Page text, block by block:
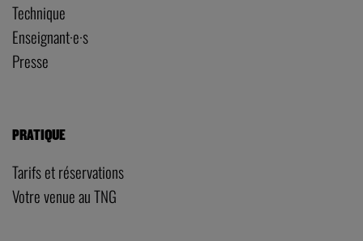
Technique
Enseignant·e·s
Presse
PRATIQUE
Tarifs et réservations
Votre venue au TNG